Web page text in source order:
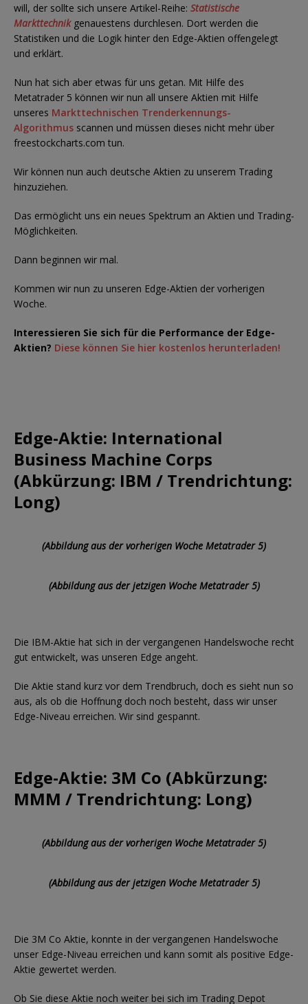
will, der sollte sich unsere Artikel-Reihe: Statistische
Markttechnik genauestens durchlesen. Dort werden die
Statistiken und die Logik hinter den Edge-Aktien offengelegt
und erklärt.
Nun hat sich aber etwas für uns getan. Mit Hilfe des
Metatrader 5 können wir nun all unsere Aktien mit Hilfe
unseres Markttechnischen Trenderkennungs-
Algorithmus scannen und müssen dieses nicht mehr über
freestockcharts.com tun.
Wir können nun auch deutsche Aktien zu unserem Trading
hinzuziehen.
Das ermöglicht uns ein neues Spektrum an Aktien und Trading-
Möglichkeiten.
Dann beginnen wir mal.
Kommen wir nun zu unseren Edge-Aktien der vorherigen
Woche.
Interessieren Sie sich für die Performance der Edge-
Aktien? Diese können Sie hier kostenlos herunterladen!
Edge-Aktie: International
Business Machine Corps
(Abkürzung: IBM / Trendrichtung:
Long)
(Abbildung aus der vorherigen Woche Metatrader 5)
(Abbildung aus der jetzigen Woche Metatrader 5)
Die IBM-Aktie hat sich in der vergangenen Handelswoche recht
gut entwickelt, was unseren Edge angeht.
Die Aktie stand kurz vor dem Trendbruch, doch es sieht nun so
aus, als ob die Hoffnung doch noch besteht, dass wir unser
Edge-Niveau erreichen. Wir sind gespannt.
Edge-Aktie: 3M Co (Abkürzung:
MMM / Trendrichtung: Long)
(Abbildung aus der vorherigen Woche Metatrader 5)
(Abbildung aus der jetzigen Woche Metatrader 5)
Die 3M Co Aktie, konnte in der vergangenen Handelswoche
unser Edge-Niveau erreichen und kann somit als positive Edge-
Aktie gewertet werden.
Ob Sie diese Aktie noch weiter bei sich im Trading Depot